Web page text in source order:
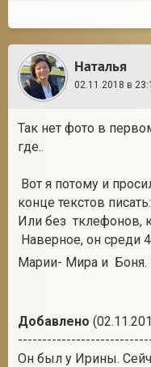
Наталья
02.11.2018 в
Так нет фото в
где..
Вот я потому и
конце текстов
Или без тклефонов,
Наверное, он среди
Марии- Мира и Боня.
Добавлено
Он был у Ирины.